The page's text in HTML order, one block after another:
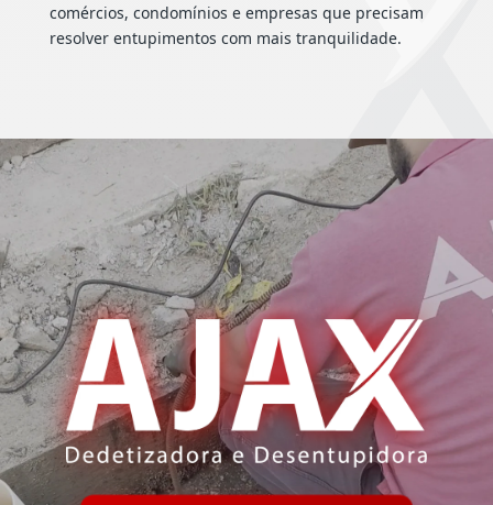
comércios, condomínios e empresas que precisam
resolver entupimentos com mais tranquilidade.